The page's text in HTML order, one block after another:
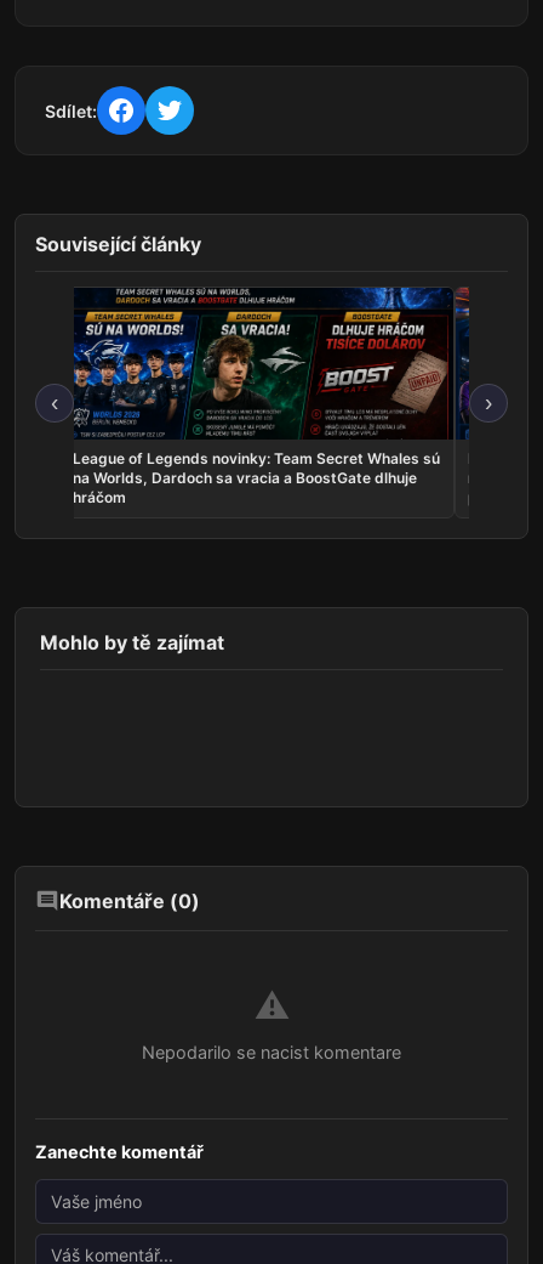
Sdílet:
Související články
‹
League of Legends novinky: Team Secret Whales sú
na Worlds, Dardoch sa vracia a BoostGate dlhuje
hráčom
Rocket
na EWC,
poľaviť
›
Mohlo by tě zajímat
Komentáře (0)
⚠️
Nepodarilo se nacist komentare
Zanechte komentář